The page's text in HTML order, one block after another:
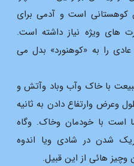
کوهستانى است و آدمى براى
هاى ویژه نیاز داشته است.
را به «کوهنورد» بدل مى
با خاک وآب وباد وآتش و
وعرض وارتفاع دادن به ثانیه
است با خودمان وخاک. وگاه
شدن در شادی ویا اندوه
وچیز هائی از این قبیل.